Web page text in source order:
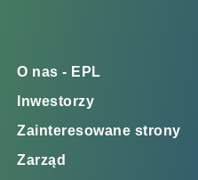
O nas - EPL
Inwestorzy
Zainteresowane strony
Zarząd